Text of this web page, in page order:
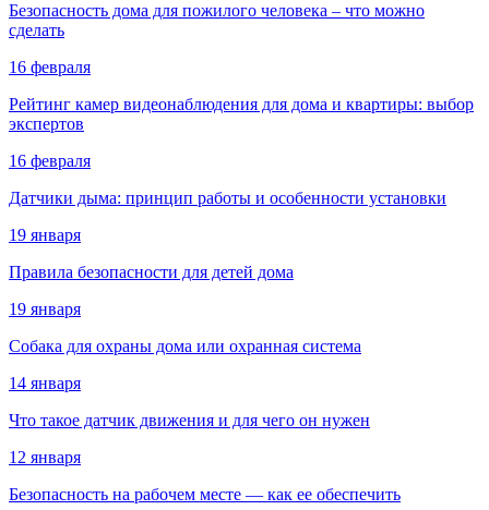
Безопасность дома для пожилого человека – что можно
сделать
16 февраля
Рейтинг камер видеонаблюдения для дома и квартиры: выбор
экспертов
16 февраля
Датчики дыма: принцип работы и особенности установки
19 января
Правила безопасности для детей дома
19 января
Собака для охраны дома или охранная система
14 января
Что такое датчик движения и для чего он нужен
12 января
Безопасность на рабочем месте — как ее обеспечить